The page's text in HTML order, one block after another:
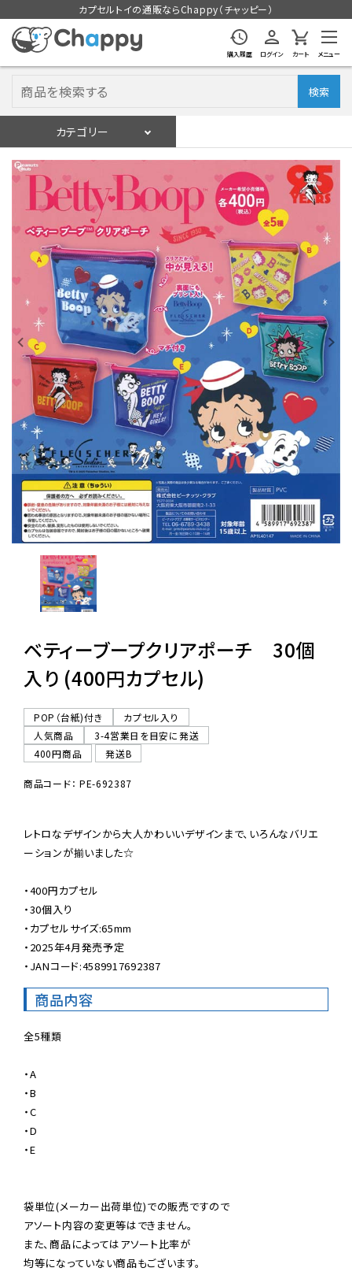
カプセルトイの通販ならChappy（チャッピー）
購入履歴 ログイン カート メニュー
検索
カテゴリー
会員登録
入荷スケジュールをチェック
カプセルトイマシン本体
カプセルトイ
販促用空カプセル
レンタル
景品・玩具・文具
販促用カプセルトイ
よくあるご質問
06-6282-7659
ベティーブープクリアポーチ 30個
入り (400円カプセル)
POP（台紙)付き
カプセル入り
人気商品
3-4営業日を目安に発送
400円商品
発送B
商品コード： PE-692387
レトロなデザインから大人かわいいデザインまで、いろんなバリエ
ーションが揃いました☆
・400円カプセル
・30個入り
・カプセルサイズ:65mm
・2025年4月発売予定
・JANコード:4589917692387
商品内容
全5種類
・A
・B
・C
・D
・E
袋単位(メーカー出荷単位)での販売ですので
アソート内容の変更等はできません。
また、商品によってはアソート比率が
均等になっていない商品もございます。